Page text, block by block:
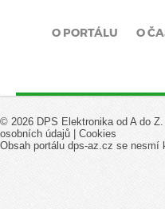
O PORTÁLU O
© 2026 DPS Elektronika od A do Z.
osobních údajů
Cookies
Obsah portálu dps-az.cz se